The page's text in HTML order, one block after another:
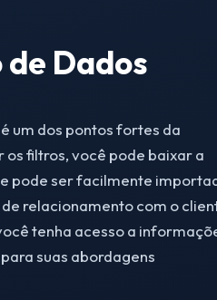
Dados
um dos pontos fortes da
filtros, você pode baixar a
pode ser facilmente
relacionamento com o
tenha acesso a
suas abordagens